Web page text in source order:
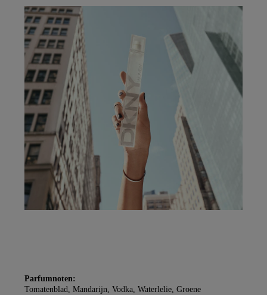
Ga naar meer info en FAQ’s over retourneren.
Meer vragen rond bestellen? Die vind je op onze FAQ
pagina.
Parfumnoten:
Tomatenblad, Mandarijn, Vodka, Waterlelie, Groene